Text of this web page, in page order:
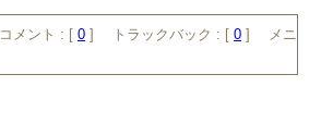
コメント : [ 0 ] トラックバック : [ 0 ]
メニ